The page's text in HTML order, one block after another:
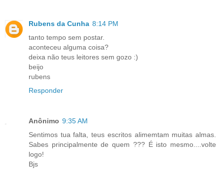
Rubens da Cunha 8:14 PM
tanto tempo sem postar.
aconteceu alguma coisa?
deixa não teus leitores sem gozo :)
beijo
rubens
Responder
Anônimo 9:35 AM
Sentimos tua falta, teus escritos alimemtam muitas almas.
Sabes principalmente de quem ??? É isto mesmo....volte
logo!
Bjs